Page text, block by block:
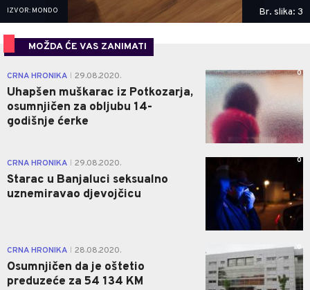
IZVOR: MONDO Br. slika: 3
MOŽDA ĆE VAS ZANIMATI
CRNA HRONIKA 29.08.2020.
Uhapšen muškarac iz Potkozarja,
osumnjičen za obljubu 14-
godišnje ćerke
0
CRNA HRONIKA 29.08.2020.
Starac u Banjaluci seksualno
uznemiravao djevojčicu
0
CRNA HRONIKA 28.08.2020.
Osumnjičen da je oštetio
preduzeće za 54 134 KM
0